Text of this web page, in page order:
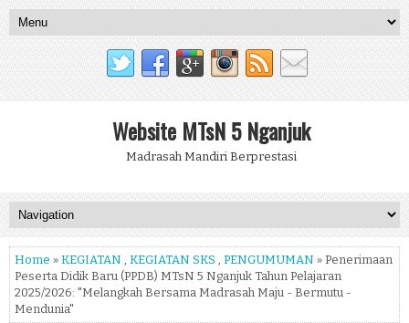
Website MTsN 5 Nganjuk
Madrasah Mandiri Berprestasi
Home » KEGIATAN , KEGIATAN SKS , PENGUMUMAN » Penerimaan
Peserta Didik Baru (PPDB) MTsN 5 Nganjuk Tahun Pelajaran
2025/2026: "Melangkah Bersama Madrasah Maju - Bermutu -
Mendunia"